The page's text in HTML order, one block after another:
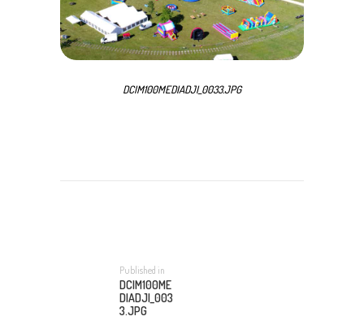
DCIM100MEDIADJI_0033.JPG
L’ARTICLE
Published in
post:
DCIM100ME
DIADJI_003
3.JPG